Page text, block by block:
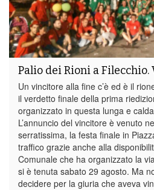
Palio dei Rioni a
Un vincitore alla fine c’è ed è il
il verdetto finale della prima
organizzato in questa lunga e
L’annuncio del vincitore è venuto
serratissima, la festa finale in
traffico grazie anche alla
Comunale che ha organizzato la
si è tenuta sabato 29 agosto. Ma
decidere per la giuria che aveva